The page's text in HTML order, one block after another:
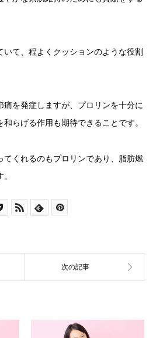
て、程よくクッションのような役割
痛を発症しますが、プロリンを十分に
らげる作用も期待できることです。
てくれるのもプロリンであり、脂肪燃